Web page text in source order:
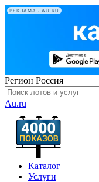
РЕКЛАМА • AU.RU
Регион Россия
Au.ru
Каталог
Услуги